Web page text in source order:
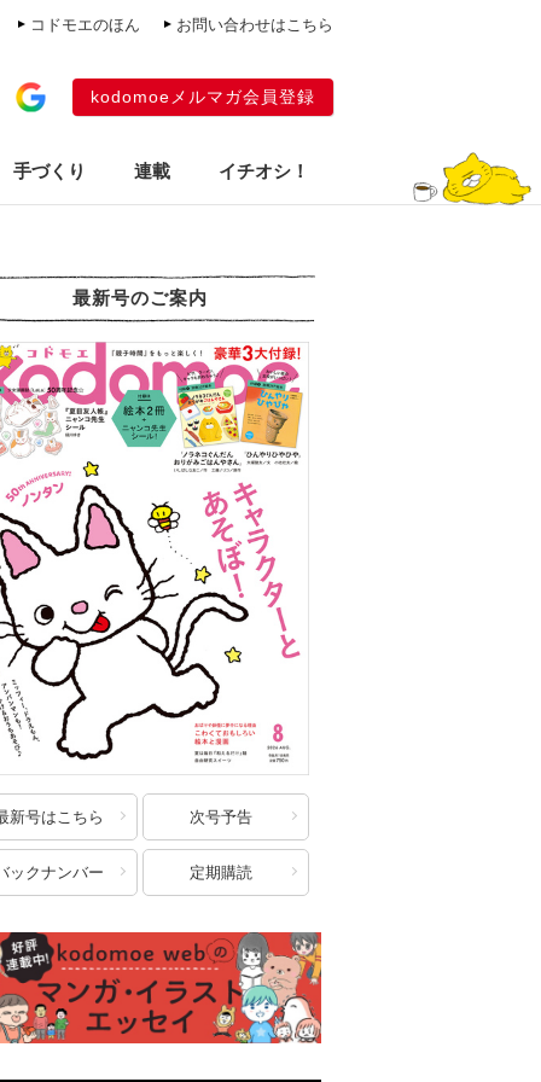
コドモエのほん お問い合わせはこちら
kodomoeメルマガ会員登録
手づくり 連載 イチオシ！
最新号のご案内
新号はこちら 次号予告
ックナンバー 定期購読